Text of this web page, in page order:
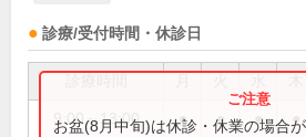
診療/受付時間・休診日
9:00～13:00 ● ● ● ●
お盆(8月中旬)は休診・休業の場合